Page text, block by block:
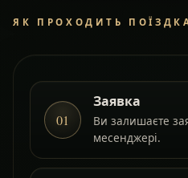
ЯК ПРОХОДИТЬ
01
Заявка
Ви залишаєте
месенджері.